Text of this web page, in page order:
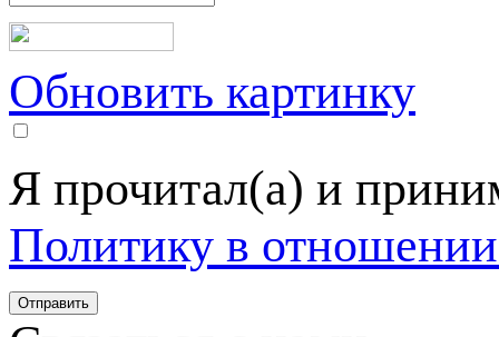
Обновить картинку
Я прочитал(а) и
Политику в